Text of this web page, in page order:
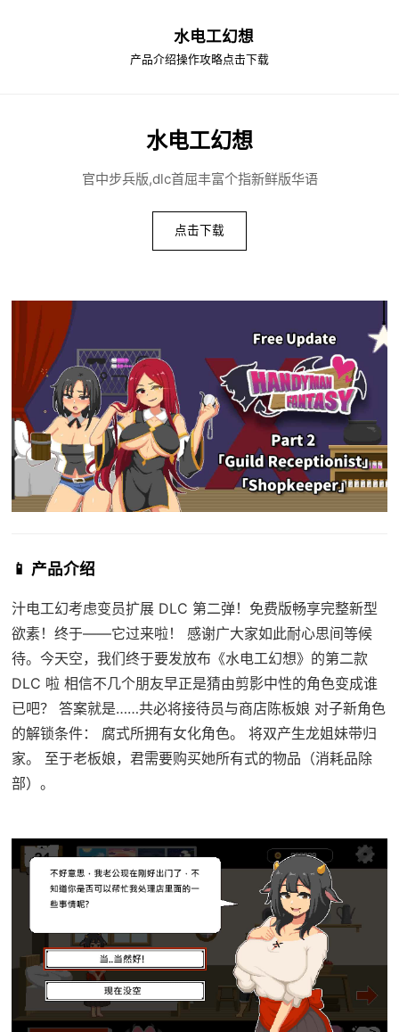
水电工幻想
产品介绍操作攻略点击下载
水电工幻想
官中步兵版,dlc首屈丰富个指新鲜版华语
点击下载
📱 产品介绍
汁电工幻考虑变员扩展 DLC 第二弹！免费版畅享完整新型
欲素！终于——它过来啦！ 感谢广大家如此耐心思间等候
待。今天空，我们终于要发放布《水电工幻想》的第二款
DLC 啦 相信不几个朋友早正是猜由剪影中性的角色变成谁
已吧？ 答案就是……共必将接待员与商店陈板娘 对子新角色
的解锁条件： 腐式所拥有女化角色。 将双产生龙姐妹带归
家。 至于老板娘，君需要购买她所有式的物品（消耗品除
部）。